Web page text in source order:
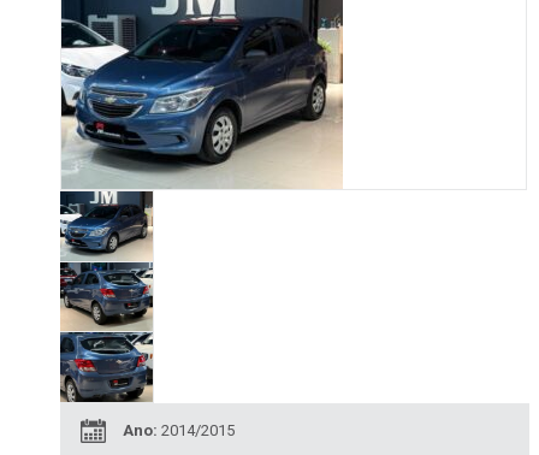
Ano: 2014/2015